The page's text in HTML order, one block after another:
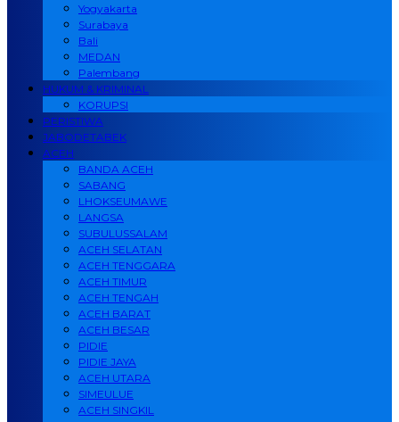
Yogyakarta
Surabaya
Bali
MEDAN
Palembang
HUKUM & KRIMINAL
KORUPSI
PERISTIWA
JABODETABEK
ACEH
BANDA ACEH
SABANG
LHOKSEUMAWE
LANGSA
SUBULUSSALAM
ACEH SELATAN
ACEH TENGGARA
ACEH TIMUR
ACEH TENGAH
ACEH BARAT
ACEH BESAR
PIDIE
PIDIE JAYA
ACEH UTARA
SIMEULUE
ACEH SINGKIL